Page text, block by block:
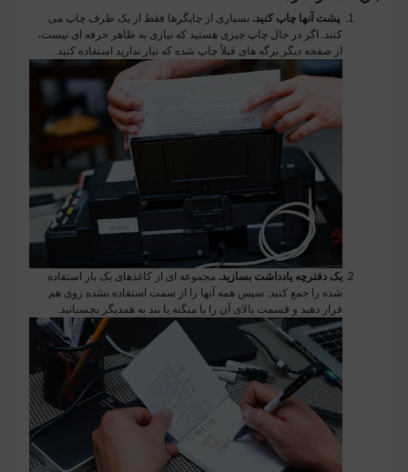
پشت آنها چاپ کنید. بسیاری از چاپگرها فقط از یک طرف چاپ می
کنند. اگر در حال چاپ چیزی هستید که نیازی به ظاهر حرفه ای نیست،
از صفحه دیگر برگه های قبلاً چاپ شده که نیاز ندارید استفاده کنید.
یک دفترچه یادداشت بسازید. مجموعه ای از کاغذهای یک بار استفاده
شده را جمع کنید. سپس همه آنها را از سمت استفاده نشده روی هم
قرار دهید و قسمت بالای آن را با منگنه یا بند به همدیگر بچسبانید.